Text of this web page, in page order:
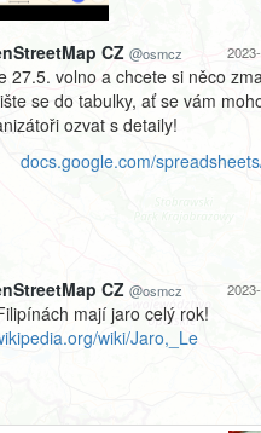
CZ @osmcz
27.5. volno a chcete si něco
se do tabulky, ať se vám
ozvat s detaily!
docs.google.com/
CZ @osmcz
mají jaro celý rok!
wiki/Jaro,_Le